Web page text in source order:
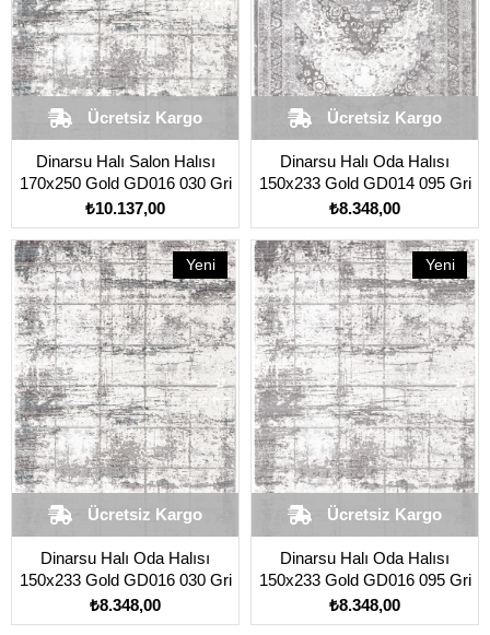
​​​​Dinarsu Halı Salon Halısı
170x250 Gold GD016 030 Gri
₺10.137,00
Ücretsiz Kargo
Dinarsu Halı Oda Halısı
150x233 Gold GD014 095 Gri
₺8.348,00
Ücretsiz Kargo
Dinarsu Halı Oda Halısı
150x233 Gold GD016 030 Gri
₺8.348,00
Ücretsiz Kargo
Yeni
Ürün
Dinarsu Halı Oda Halısı
150x233 Gold GD016 095 Gri
₺8.348,00
Ücretsiz Kargo
Yeni
Ürün